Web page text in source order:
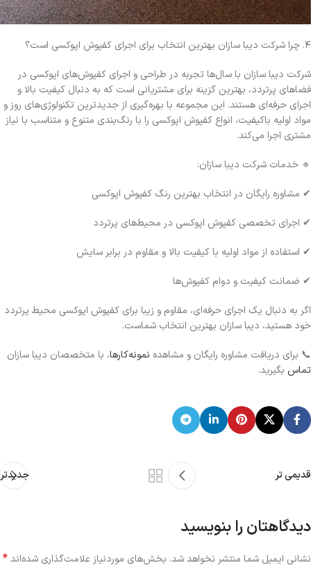
۴. چرا شرکت دیبا سازان بهترین انتخاب برای اجرای کفپوش اپوکسی است؟
شرکت دیبا سازان با سال‌ها تجربه در طراحی و اجرای کفپوش‌های اپوکسی در
فضاهای پرتردد، بهترین گزینه برای مشتریانی است که به دنبال کیفیت بالا و
اجرای حرفه‌ای هستند. این مجموعه با بهره‌گیری از جدیدترین تکنولوژی‌های روز و
مواد اولیه باکیفیت، انواع کفپوش اپوکسی را با رنگ‌بندی متنوع و متناسب با نیاز
مشتری اجرا می‌کند.
🔹 خدمات شرکت دیبا سازان:
✔ مشاوره رایگان در انتخاب بهترین رنگ کفپوش اپوکسی
✔ اجرای تخصصی کفپوش اپوکسی در محیط‌های پرتردد
✔ استفاده از مواد اولیه با کیفیت بالا و مقاوم در برابر سایش
✔ ضمانت کیفیت و دوام کفپوش‌ها
اگر به دنبال یک اجرای حرفه‌ای، مقاوم و زیبا برای کفپوش اپوکسی محیط پرتردد
خود هستید، دیبا سازان بهترین انتخاب شماست.
📞 برای دریافت مشاوره رایگان و مشاهده نمونه‌کارها، با متخصصان دیبا سازان
تماس بگیرید.
جدیدتر قدیمی تر
دیدگاهتان را بنویسید
نشانی ایمیل شما منتشر نخواهد شد. بخش‌های موردنیاز علامت‌گذاری شده‌اند*